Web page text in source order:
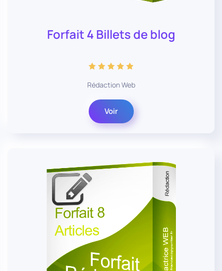
Forfait 4 Billets de blog
Rédaction Web
Voir